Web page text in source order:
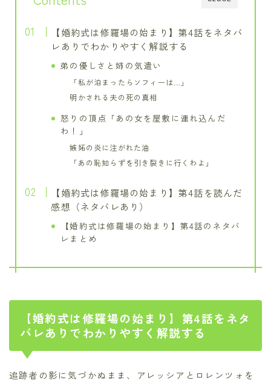
【婚約式は修羅場の始まり】第4話をネタバ
レありでわかりやすく解説する
弟の優しさと姉の気遣い
「私が泊まったらソフィーは…」
明かされる夫の死の真相
怒りの頂点「あの女を屋敷に連れ込んだ
わ！」
嫉妬の炎に注がれた油
「あの恥知らずを引き裂きに行くわよ」
【婚約式は修羅場の始まり】第4話を読んだ
感想（ネタバレあり）
【婚約式は修羅場の始まり】第4話のネタバ
レまとめ
【婚約式は修羅場の始まり】第4話をネタ
バレありでわかりやすく解説する
追跡者の影に気づかぬまま、アレッシアとロレンツォを